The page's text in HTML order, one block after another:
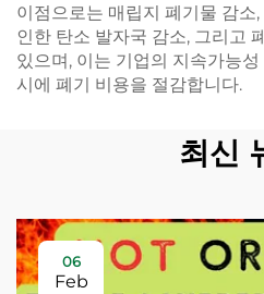
이점으로는 매립지 폐기물 감소
인한 탄소 발자국 감소, 그리고
있으며, 이는 기업의 지속가능
시에 폐기 비용을 절감합니다.
최신
06
Feb